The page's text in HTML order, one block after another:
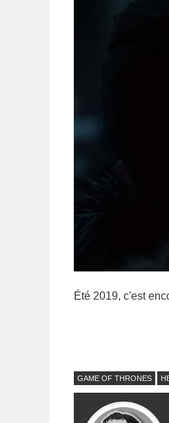
Été 2019, c'est
GAME OF THRONES